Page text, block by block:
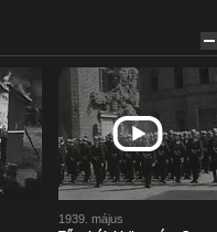
1939. május